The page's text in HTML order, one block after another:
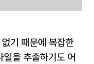
기 때문에 복잡한
을 추출하기도 어